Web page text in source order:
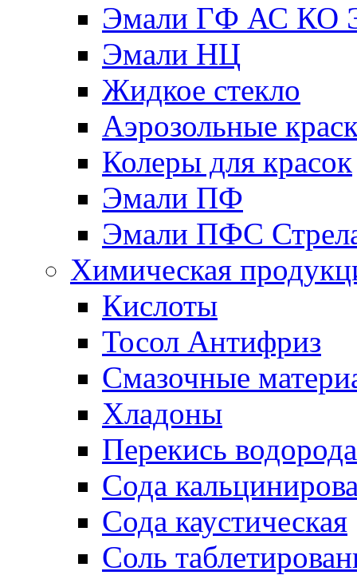
Эмали ГФ АС КО
Эмали НЦ
Жидкое стекло
Аэрозольные
Колеры для красок
Эмали ПФ
Эмали ПФС
Химическая
Кислоты
Тосол Антифриз
Смазочные
Хладоны
Перекись водорода
Сода
Сода каустическая
Соль